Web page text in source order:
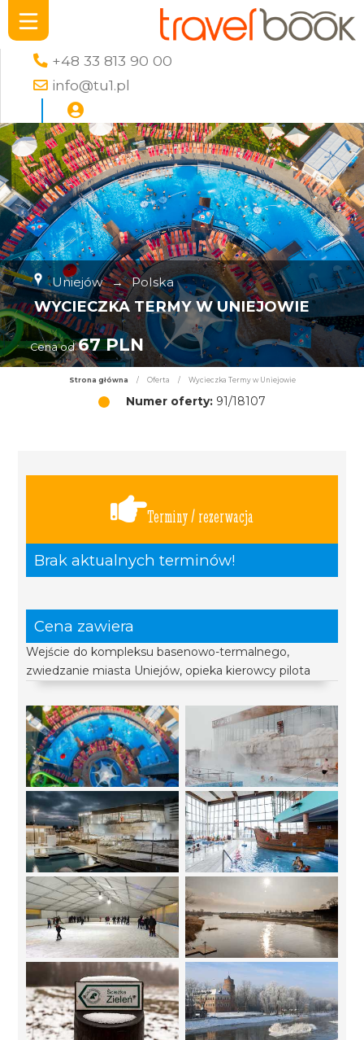
+48 33 813 90 00
info@tu1.pl
Uniejów → Polska
WYCIECZKA TERMY W UNIEJOWIE
Cena od 67 PLN
Strona główna / Oferta / Wycieczka Termy w Uniejowie
Numer oferty: 91/18107
Terminy / rezerwacja
Brak aktualnych terminów!
Cena zawiera
Wejście do kompleksu basenowo-termalnego,
zwiedzanie miasta Uniejów, opieka kierowcy pilota